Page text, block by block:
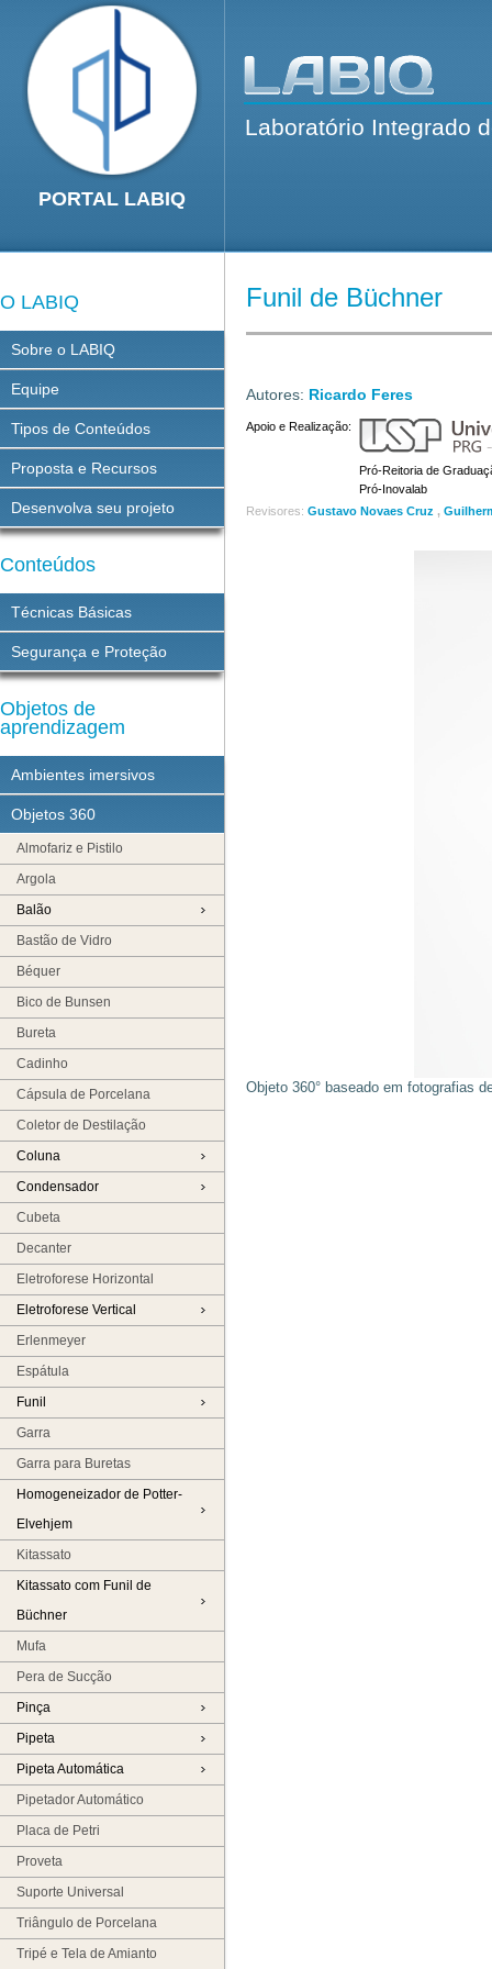
PORTAL LABIQ
Laboratório Integrado
O LABIQ
Sobre o LABIQ
Equipe
Tipos de Conteúdos
Proposta e Recursos
Desenvolva seu projeto
Conteúdos
Técnicas Básicas
Segurança e Proteção
Objetos de
aprendizagem
Ambientes imersivos
Objetos 360
Almofariz e Pistilo
Argola
Balão
Bastão de Vidro
Béquer
Bico de Bunsen
Bureta
Cadinho
Cápsula de Porcelana
Coletor de Destilação
Coluna
Condensador
Cubeta
Decanter
Eletroforese Horizontal
Eletroforese Vertical
Erlenmeyer
Espátula
Funil
Garra
Garra para Buretas
Homogeneizador de Potter-
Elvehjem
Kitassato
Kitassato com Funil de
Büchner
Mufa
Pera de Sucção
Pinça
Pipeta
Pipeta Automática
Pipetador Automático
Placa de Petri
Proveta
Suporte Universal
Triângulo de Porcelana
Tripé e Tela de Amianto
Funil de Büchner
Autores: Ricardo Feres
Apoio e Realização:
Pró-Reitoria de
Pró-Inovalab
Revisores: Gustavo Novaes Cruz ,
Objeto 360° baseado em fotografias